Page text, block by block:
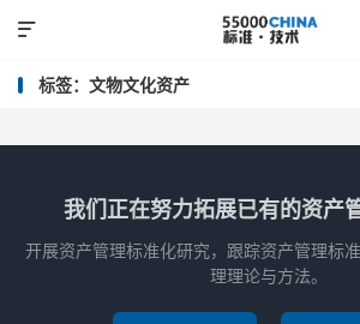

标签：文物文化资产
我们正在努力拓展已有的资产
开展资产管理标准化研究，跟踪资产管理标
理理论与方法。